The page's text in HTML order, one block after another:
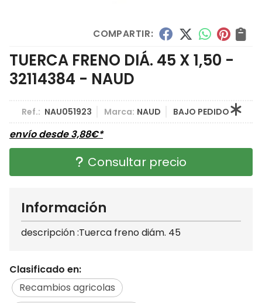
COMPARTIR:
TUERCA FRENO DIÁ. 45 X 1,50 -
32114384 - NAUD
Ref.: NAU051923 Marca: NAUD BAJO PEDIDO
envío desde3,88€*
Consultar precio
Información
descripción :Tuerca freno diám. 45
Clasificado en:
Recambios agricolas